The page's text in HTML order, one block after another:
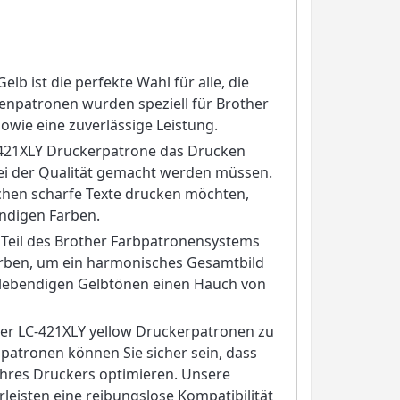
ist die perfekte Wahl für alle, die
wurden speziell für Brother
eine zuverlässige Leistung.
Druckerpatrone das Drucken
der Qualität gemacht werden müssen.
scharfe Texte drucken möchten,
Farben.
des Brother Farbpatronensystems
um ein harmonisches Gesamtbild
Gelbtönen einen Hauch von
LC-421XLY yellow Druckerpatronen zu
können Sie sicher sein, dass
Druckers optimieren. Unsere
eine reibungslose Kompatibilität